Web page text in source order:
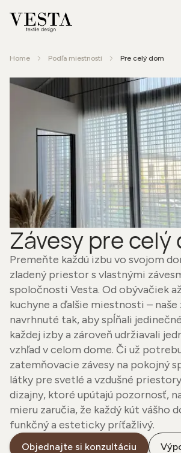
Home Podľa miestností Pre celý dom
Závesy pre celý
Premeňte každú izbu vo svojom
zladený priestor s vlastnými
spoločnosti Vesta. Od obývačiek
kuchyne a ďalšie miestnosti – naše
navrhnuté tak, aby spĺňali
každej izby a zároveň udržiavali
vzhľad v celom dome. Či už
zatemňovacie závesy na pokojný
látky pre svetlé a vzdušné
dizajny, ktoré upútajú pozornosť,
mieru zaručia, že každý kút vášho
funkčný a esteticky príťažlivý.
Objednajte si konzultáciu